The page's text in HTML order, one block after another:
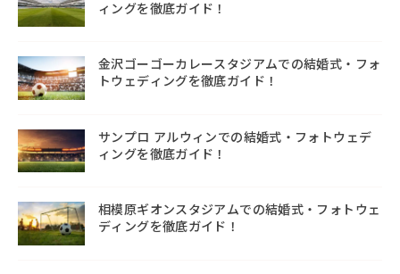
ィングを徹底ガイド！
金沢ゴーゴーカレースタジアムでの結婚式・フォ
トウェディングを徹底ガイド！
サンプロ アルウィンでの結婚式・フォトウェデ
ィングを徹底ガイド！
相模原ギオンスタジアムでの結婚式・フォトウェ
ディングを徹底ガイド！